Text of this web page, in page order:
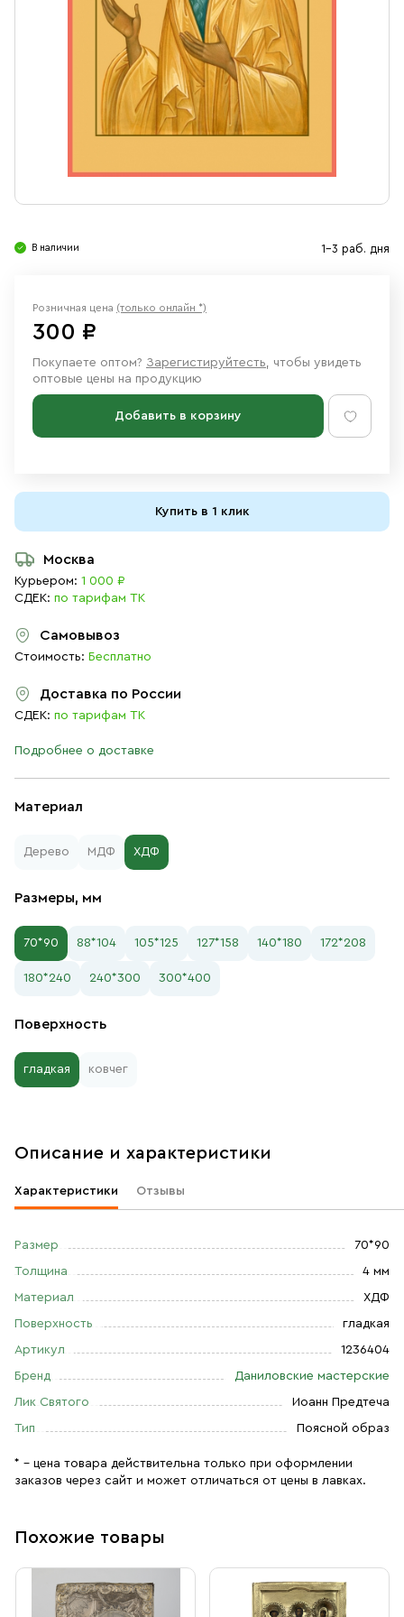
Ювелирные изделия
В наличии 1-3 раб. дня
Материал
Дерево МДФ ХДФ
Размеры, мм
70*90 88*104 105*125 127*158 140*180 172*208
180*240 240*300 300*400
Поверхность
гладкая ковчег
Розничная цена (только онлайн *)
300 ₽
Покупаете оптом? Зарегистируйтесть, чтобы увидеть
оптовые цены на продукцию
Добавить в корзину
Купить в 1 клик
Москва
Курьером: 1 000 ₽
СДЕК: по тарифам ТК
Самовывоз
Стоимость: Бесплатно
Доставка по России
СДЕК: по тарифам ТК
Подробнее о доставке
Описание и характеристики
Характеристики Отзывы
Размер 70*90
Толщина 4 мм
Материал ХДФ
Поверхность гладкая
Артикул 1236404
Бренд Даниловские мастерские
Лик Святого Иоанн Предтеча
Тип Поясной образ
* – цена товара действительна только при оформлении
заказов через сайт и может отличаться от цены в лавках.
Похожие товары